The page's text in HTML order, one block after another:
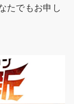
たでもお申し